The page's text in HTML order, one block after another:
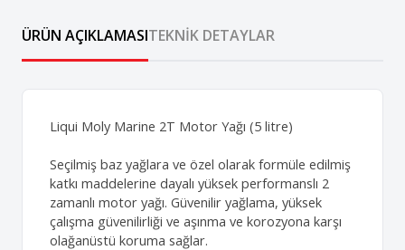
ÜRÜN AÇIKLAMASITEKNIK DETAYLAR
Liqui Moly Marine 2T Motor Yağı (5 litre)
Seçilmiş baz yağlara ve özel olarak formüle edilmiş
katkı maddelerine dayalı yüksek performanslı 2
zamanlı motor yağı. Güvenilir yağlama, yüksek
çalışma güvenilirliği ve aşınma ve korozyona karşı
olağanüstü koruma sağlar.